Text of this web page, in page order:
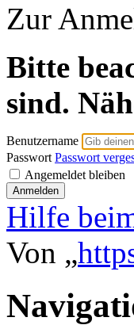
Zur
Bitte
sind.
Benutzername
Passwort Passwort
Angemeldet bleiben
Hilfe
Von „